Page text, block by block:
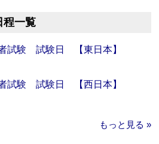
程一覧
試験 試験日 【東日本】
試験 試験日 【西日本】
もっと見る »